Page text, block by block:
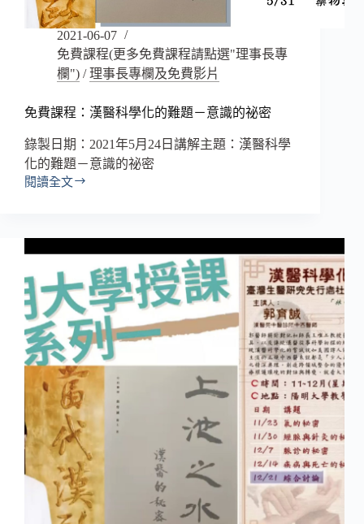
2021-06-07
免費課程(更多免費課程請點選"理事長專
欄") / 理事長專欄及免費影片
免費課程：漢醫科學化的難題－意識的祕密
錄製日期：2021年5月24日講解主題：漢醫科學
化的難題－意識的祕密
閱讀全文